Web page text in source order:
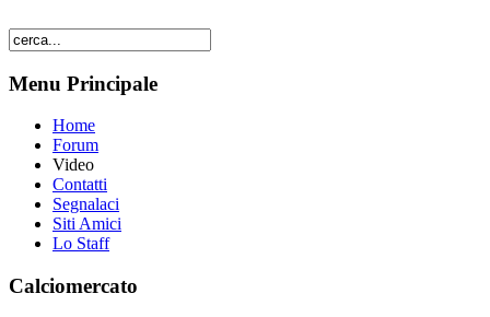
Menu Principale
Home
Forum
Video
Contatti
Segnalaci
Siti Amici
Lo Staff
Calciomercato